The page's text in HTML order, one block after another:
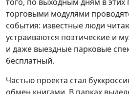
торговыми модулями
события: известные люди
устраиваются поэтические и
и даже выездные парковые
бесплатный.
Частью проекта стал